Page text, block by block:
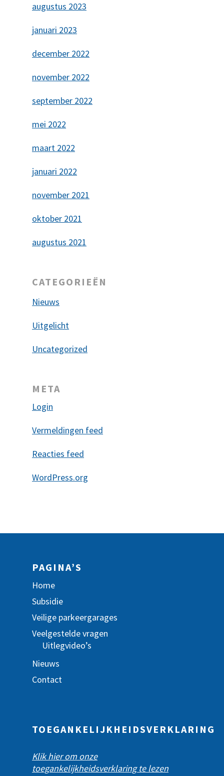
augustus 2023
januari 2023
december 2022
november 2022
september 2022
mei 2022
maart 2022
januari 2022
november 2021
oktober 2021
augustus 2021
CATEGORIEËN
Nieuws
Uitgelicht
Uncategorized
META
Login
Vermeldingen feed
Reacties feed
WordPress.org
PAGINA’S
Home
Subsidie
Veilige parkeergarages
Veelgestelde vragen
Uitlegvideo’s
Nieuws
Contact
TOEGANKELIJKHEIDSVERKLARING
Klik hier om onze
toegankelijkheidsverklaring te lezen